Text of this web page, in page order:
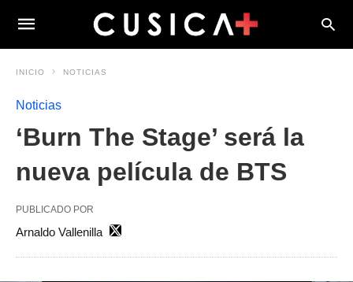
INICIO NOTICIAS
Noticias
‘Burn The Stage’ será la
nueva película de BTS
PUBLICADO POR
Arnaldo Vallenilla